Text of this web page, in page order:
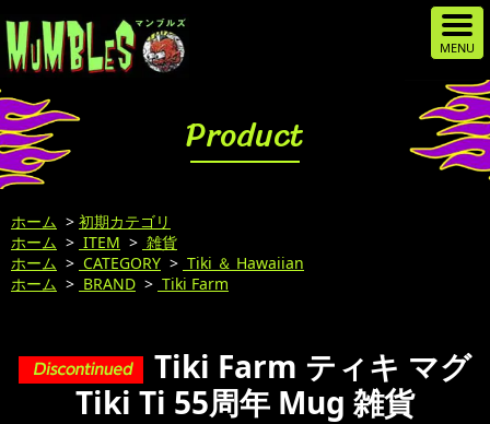
Product
ホーム > 初期カテゴリ
ホーム > ITEM > 雑貨
ホーム > CATEGORY > Tiki ＆ Hawaiian
ホーム > BRAND > Tiki Farm
Tiki Farm ティキ マグ
Tiki Ti 55周年 Mug 雑貨